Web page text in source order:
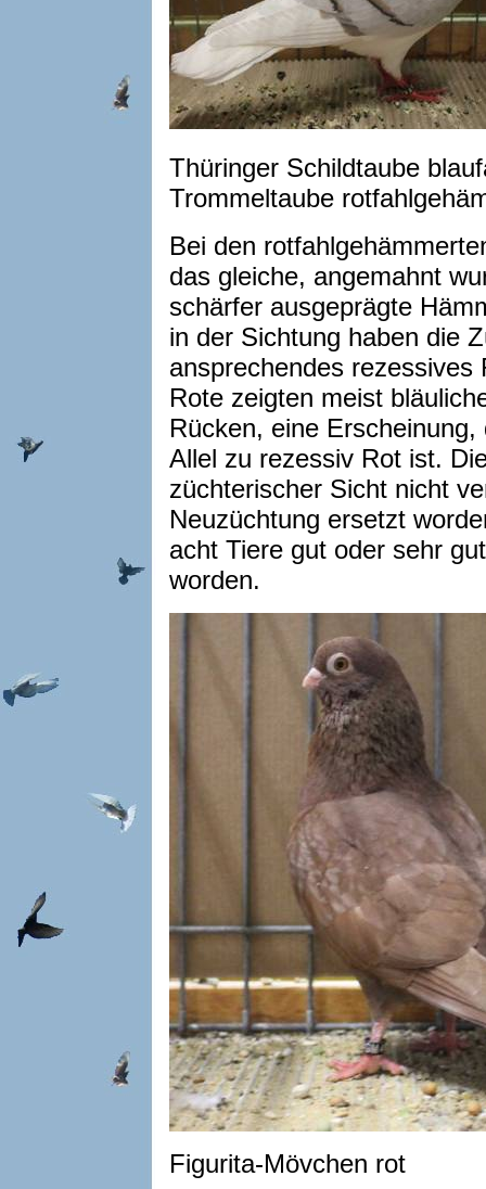
Thüringer Schildtaube
Trommeltaube
Bei den
das gleiche, angemahnt
schärfer ausgeprägte
in der Sichtung haben die
ansprechendes
Rote zeigten meist
Rücken, eine
Allel zu rezessiv Rot ist.
züchterischer Sicht nicht
Neuzüchtung ersetzt
acht Tiere gut oder sehr
worden.
Figurita-Mövchen rot